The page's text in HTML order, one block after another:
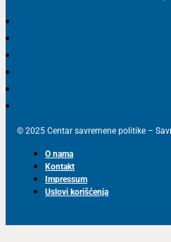
© 2025 Centar savremene politike –
O nama
Kontakt
Impressum
Uslovi korišćenja